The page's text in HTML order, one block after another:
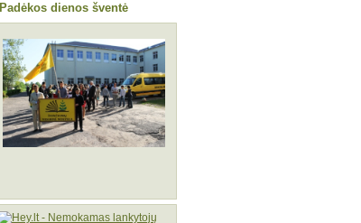
Padėkos dienos šventė